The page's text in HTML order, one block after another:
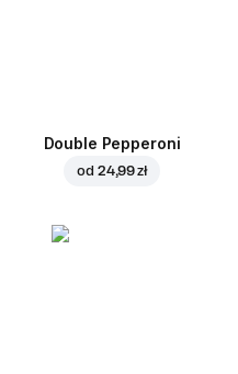
Double Pepperoni
od 24,99 zł